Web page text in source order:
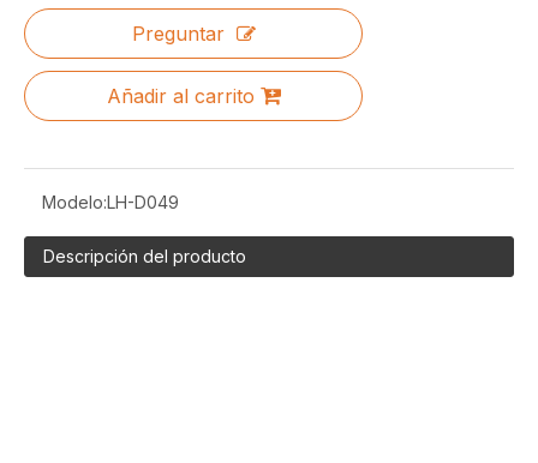
Preguntar
Añadir al carrito
Modelo:LH-D049
Descripción del producto